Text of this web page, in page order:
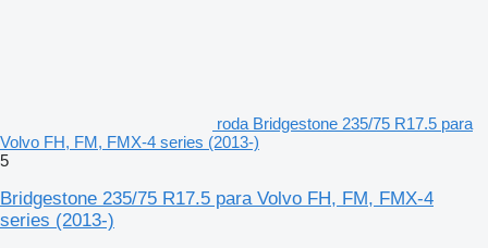
roda Bridgestone 235/75 R17.5 para
Volvo FH, FM, FMX-4 series (2013-)
5
Bridgestone 235/75 R17.5 para Volvo FH, FM, FMX-4
series (2013-)